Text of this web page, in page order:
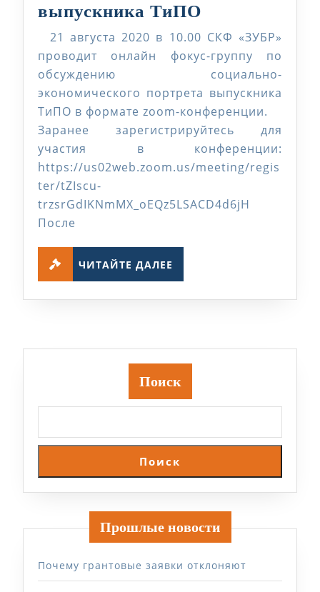
выпускника ТиПО
группа
по
обсуждению
социально-
портрета
выпускника
21 августа 2020 в 10.00 CКФ «ЗУБР»
проводит онлайн фокус-группу по
обсуждению социально-
экономического портрета выпускника
ТиПО в формате zoom-конференции.
Заранее зарегистрируйтесь для
участия в конференции:
https://us02web.zoom.us/meeting/regis
ter/tZIscu-
trzsrGdIKNmMX_oEQz5LSACD4d6jH
После
ЧИТАЙТЕ ДАЛЕЕ
Поиск
Поиск
Прошлые новости
Почему грантовые заявки отклоняют